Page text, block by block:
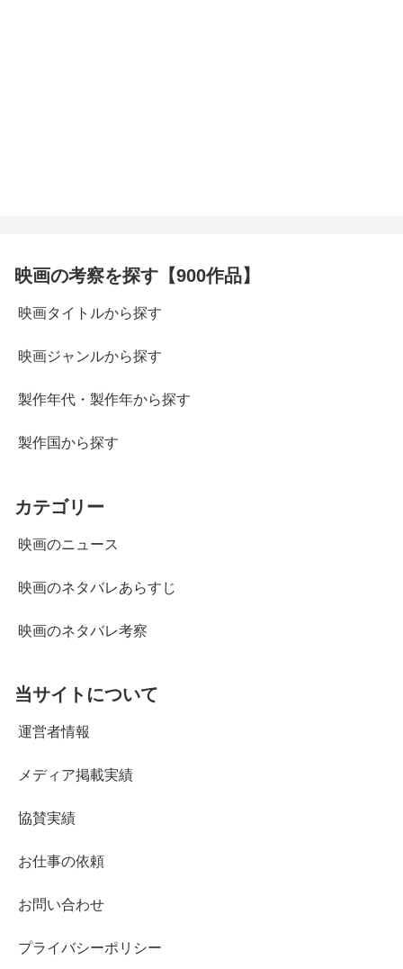
映画の考察を探す【900作品】
映画タイトルから探す
映画ジャンルから探す
製作年代・製作年から探す
製作国から探す
カテゴリー
映画のニュース
映画のネタバレあらすじ
映画のネタバレ考察
当サイトについて
運営者情報
メディア掲載実績
協賛実績
お仕事の依頼
お問い合わせ
プライバシーポリシー